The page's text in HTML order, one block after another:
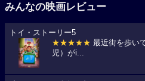
みんなの映画レビュー
トイ・ストーリー5
★★★★★ 最近街を歩い
児）がi...